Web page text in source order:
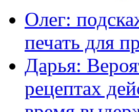
Олег:
печать для
Дарья:
рецептах